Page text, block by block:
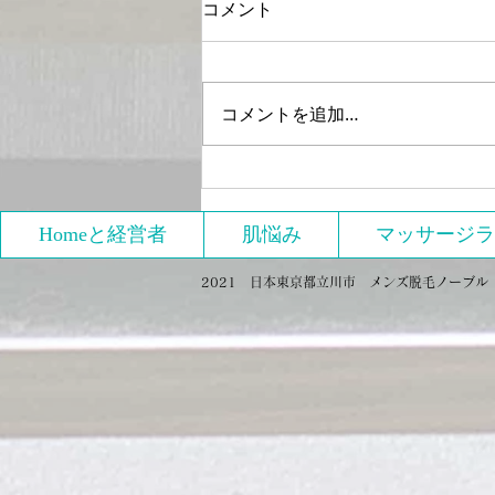
「【オンライン】限定 初心
者向け3回でパーフェクトの
美脚をゲットする」へのレビ
ュー
コメント
コメントを追加…
Homeと経営者 肌悩み マッサージ
2021 日本東京都立川市 メンズ脱毛ノーブ